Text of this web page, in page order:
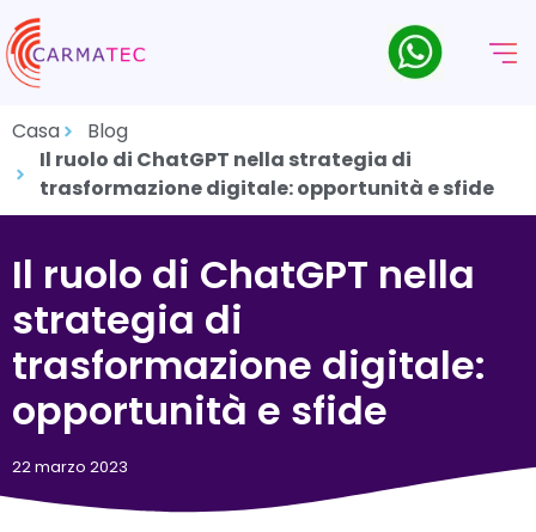
Casa
Blog
Il ruolo di ChatGPT nella strategia di
trasformazione digitale: opportunità e sfide
Il ruolo di ChatGPT nella
strategia di
trasformazione digitale:
opportunità e sfide
22 marzo 2023